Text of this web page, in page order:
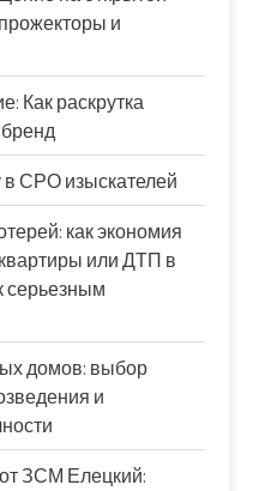
и
Как раскрутка
в СРО изыскателей
как экономия
или ДТП в
серьезным
домов: выбор
и
ЗСМ Елецкий: